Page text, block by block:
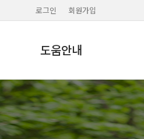
로그인 회원가입
도움안내